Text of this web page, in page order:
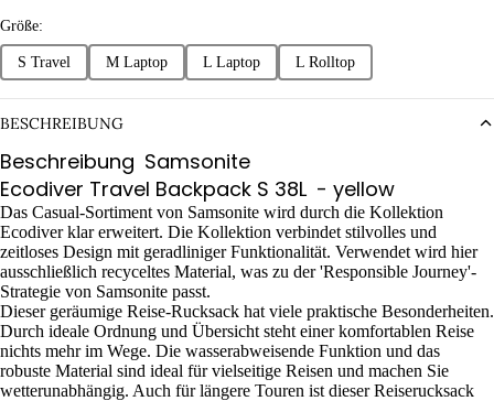
Größe:
S Travel M Laptop L Laptop L Rolltop
BESCHREIBUNG
Beschreibung Samsonite
Ecodiver Travel Backpack S 38L - yellow
Das Casual-Sortiment von Samsonite wird durch die Kollektion
Ecodiver klar erweitert. Die Kollektion verbindet stilvolles und
zeitloses Design mit geradliniger Funktionalität. Verwendet wird hier
ausschließlich recyceltes Material, was zu der 'Responsible Journey'-
Strategie von Samsonite passt.
Dieser geräumige Reise-Rucksack hat viele praktische Besonderheiten.
Durch ideale Ordnung und Übersicht steht einer komfortablen Reise
nichts mehr im Wege. Die wasserabweisende Funktion und das
robuste Material sind ideal für vielseitige Reisen und machen Sie
wetterunabhängig. Auch für längere Touren ist dieser Reiserucksack